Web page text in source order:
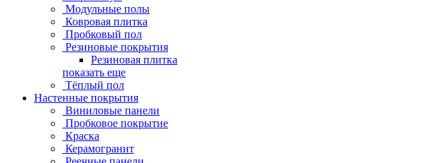
Модульные полы
Ковровая плитка
Пробковый пол
Резиновые покрытия
Резиновая плитка
показать еще
Тёплый пол
Настенные покрытия
Виниловые панели
Пробковое покрытие
Краска
Керамогранит